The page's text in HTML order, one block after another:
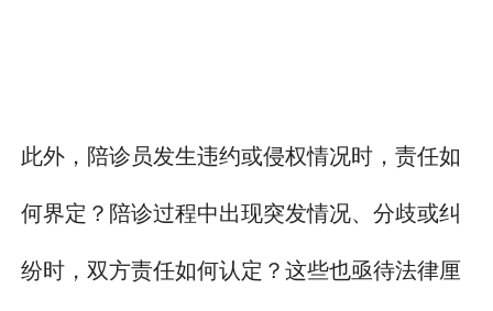
此外，陪诊员发生违约或侵权情况时，责任如
何界定？陪诊过程中出现突发情况、分歧或纠
纷时，双方责任如何认定？这些也亟待法律厘